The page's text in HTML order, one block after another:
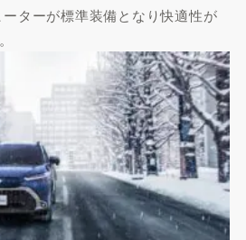
ターが標準装備となり快適性が